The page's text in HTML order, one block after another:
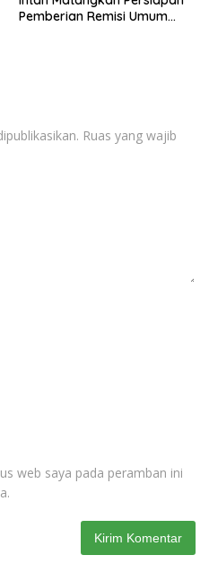
Pemberian Remisi Umum
Ruas yang wajib
web saya pada peramban ini